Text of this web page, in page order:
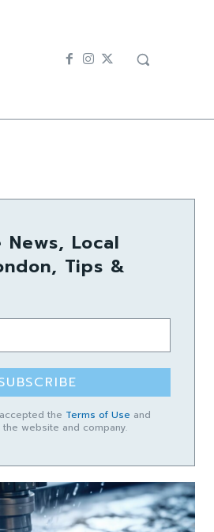
Local
Tips &
the Terms of Use and
the website and company.